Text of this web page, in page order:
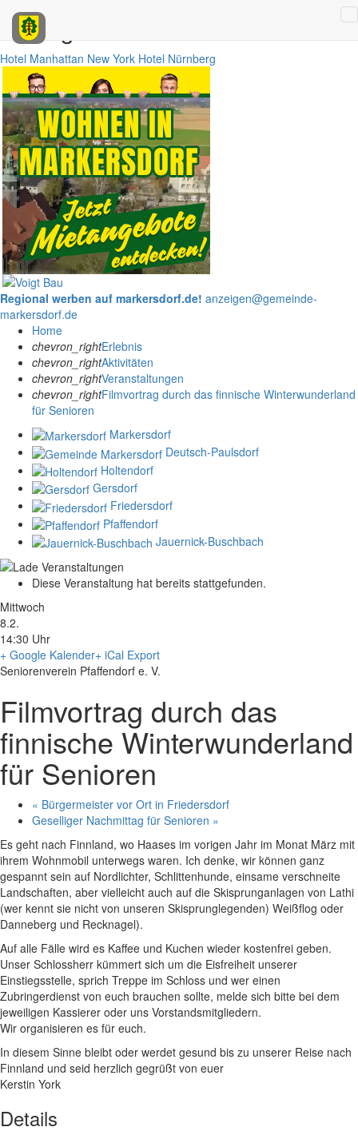
Anzeigen
Hotel Manhattan New York Hotel Nürnberg
Regional werben auf markersdorf.de! anzeigen@gemeinde-
markersdorf.de
Home
chevron_rightErlebnis
chevron_rightAktivitäten
chevron_rightVeranstaltungen
chevron_rightFilmvortrag durch das finnische Winterwunderland
für Senioren
Markersdorf
Deutsch-Paulsdorf
Holtendorf
Gersdorf
Friedersdorf
Pfaffendorf
Jauernick-Buschbach
Diese Veranstaltung hat bereits stattgefunden.
Mittwoch
8.2.
14:30 Uhr
+ Google Kalender+ iCal Export
Seniorenverein Pfaffendorf e. V.
Filmvortrag durch das
finnische Winterwunderland
für Senioren
« Bürgermeister vor Ort in Friedersdorf
Geselliger Nachmittag für Senioren »
Es geht nach Finnland, wo Haases im vorigen Jahr im Monat März mit
ihrem Wohnmobil unterwegs waren. Ich denke, wir können ganz
gespannt sein auf Nordlichter, Schlittenhunde, einsame verschneite
Landschaften, aber vielleicht auch auf die Skisprunganlagen von Lathi
(wer kennt sie nicht von unseren Skisprunglegenden) Weißflog oder
Danneberg und Recknagel).
Auf alle Fälle wird es Kaffee und Kuchen wieder kostenfrei geben.
Unser Schlossherr kümmert sich um die Eisfreiheit unserer
Einstiegsstelle, sprich Treppe im Schloss und wer einen
Zubringerdienst von euch brauchen sollte, melde sich bitte bei dem
jeweiligen Kassierer oder uns Vorstandsmitgliedern.
Wir organisieren es für euch.
In diesem Sinne bleibt oder werdet gesund bis zu unserer Reise nach
Finnland und seid herzlich gegrüßt von euer
Kerstin York
Details